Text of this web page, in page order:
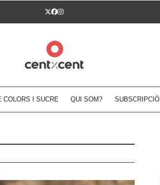
Twitter
Facebook
Instagram
COLORS I SUCRE QUI SOM? SUBSCRIPCIÓ